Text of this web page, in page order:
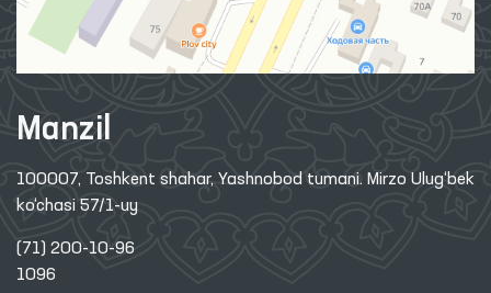
Manzil
100007, Toshkent shahar, Yashnobod tumani. Mirzo Ulug‘bek
ko‘chasi 57/1-uy
(71) 200-10-96
1096